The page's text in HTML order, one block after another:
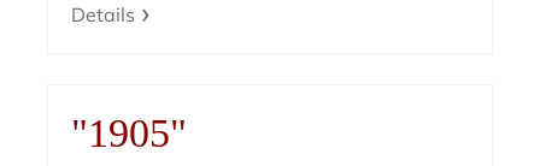
Details
"1905"